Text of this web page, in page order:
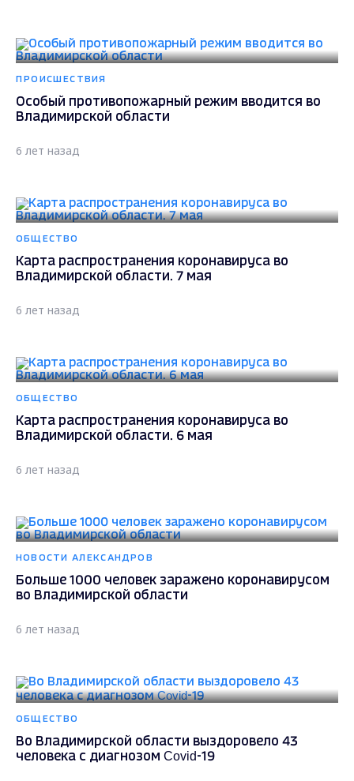
ПРОИСШЕСТВИЯ
Особый противопожарный режим вводится во
Владимирской области
6 лет назад
ОБЩЕСТВО
Карта распространения коронавируса во
Владимирской области. 7 мая
6 лет назад
ОБЩЕСТВО
Карта распространения коронавируса во
Владимирской области. 6 мая
6 лет назад
НОВОСТИ АЛЕКСАНДРОВ
Больше 1000 человек заражено коронавирусом
во Владимирской области
6 лет назад
ОБЩЕСТВО
Во Владимирской области выздоровело 43
человека с диагнозом Covid-19